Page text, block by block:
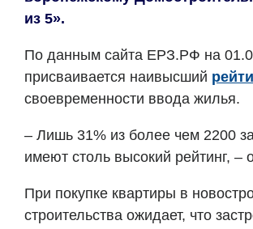
из 5».
По данным сайта ЕРЗ.РФ на
присваивается наивысший
своевременности ввода жилья.
– Лишь 31% из более чем 2200
имеют столь высокий рейтинг, –
При покупке квартиры в
строительства ожидает, что